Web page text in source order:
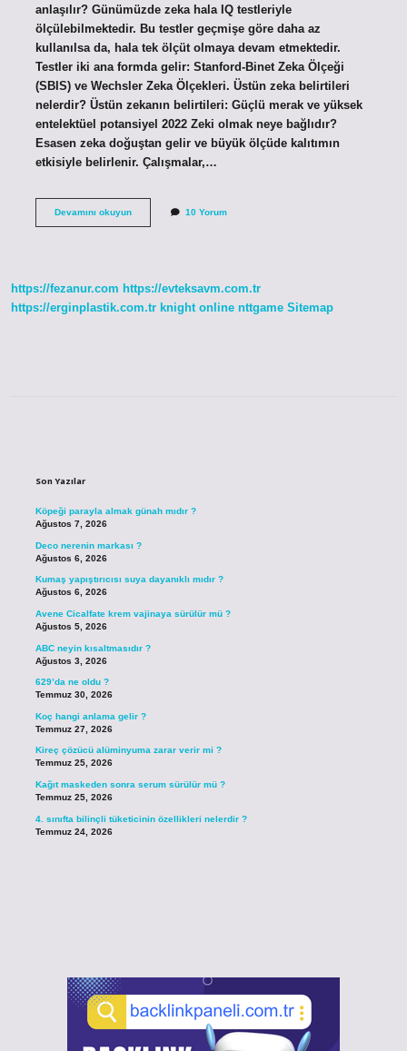
anlaşılır? Günümüzde zeka hala IQ testleriyle
ölçülebilmektedir. Bu testler geçmişe göre daha az
kullanılsa da, hala tek ölçüt olmaya devam etmektedir.
Testler iki ana formda gelir: Stanford-Binet Zeka Ölçeği
(SBIS) ve Wechsler Zeka Ölçekleri. Üstün zeka belirtileri
nelerdir? Üstün zekanın belirtileri: Güçlü merak ve yüksek
entelektüel potansiyel 2022 Zeki olmak neye bağlıdır?
Esasen zeka doğuştan gelir ve büyük ölçüde kalıtımın
etkisiyle belirlenir. Çalışmalar,…
Devamını okuyunZeki
10 Yorum
https://fezanur.com https://evteksavm.com.tr
https://erginplastik.com.tr knight online nttgame Sitemap
Son Yazılar
Köpeği parayla almak günah mıdır ?
Ağustos 7, 2026
Deco nerenin markası ?
Ağustos 6, 2026
Kumaş yapıştırıcısı suya dayanıklı mıdır ?
Ağustos 6, 2026
Avene Cicalfate krem vajinaya sürülür mü ?
Ağustos 5, 2026
ABC neyin kısaltmasıdır ?
Ağustos 3, 2026
629’da ne oldu ?
Temmuz 30, 2026
Koç hangi anlama gelir ?
Temmuz 27, 2026
Kireç çözücü alüminyuma zarar verir mi ?
Temmuz 25, 2026
Kağıt maskeden sonra serum sürülür mü ?
Temmuz 25, 2026
4. sınıfta bilinçli tüketicinin özellikleri nelerdir ?
Temmuz 24, 2026